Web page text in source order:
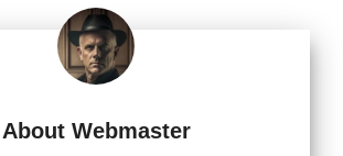
About Webmaster